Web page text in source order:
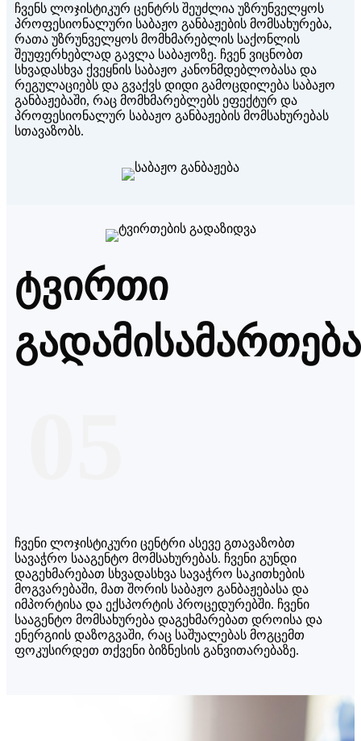
ჩვენს ლოჯისტიკურ ცენტრს შეუძლია უზრუნველყოს
პროფესიონალური საბაჟო განბაჟების მომსახურება,
რათა უზრუნველყოს მომხმარებლის საქონლის
შეუფერხებლად გავლა საბაჟოზე. ჩვენ ვიცნობთ
სხვადასხვა ქვეყნის საბაჟო კანონმდებლობასა და
რეგულაციებს და გვაქვს დიდი გამოცდილება საბაჟო
განბაჟებაში, რაც მომხმარებლებს ეფექტურ და
პროფესიონალურ საბაჟო განბაჟების მომსახურებას
სთავაზობს.
ტვირთი
გადამისამართება
ჩვენი ლოჯისტიკური ცენტრი ასევე გთავაზობთ
სავაჭრო სააგენტო მომსახურებას. ჩვენი გუნდი
დაგეხმარებათ სხვადასხვა სავაჭრო საკითხების
მოგვარებაში, მათ შორის საბაჟო განბაჟებასა და
იმპორტისა და ექსპორტის პროცედურებში. ჩვენი
სააგენტო მომსახურება დაგეხმარებათ დროისა და
ენერგიის დაზოგვაში, რაც საშუალებას მოგცემთ
ფოკუსირდეთ თქვენი ბიზნესის განვითარებაზე.